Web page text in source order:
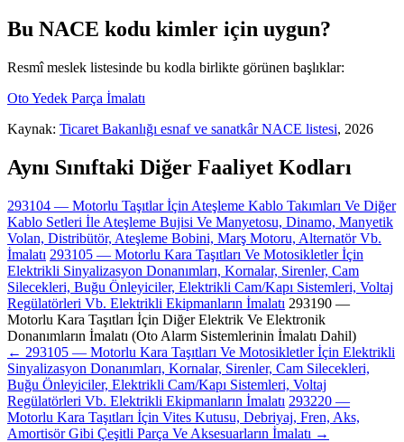
Bu NACE kodu kimler için uygun?
Resmî meslek listesinde bu kodla birlikte görünen başlıklar:
Oto Yedek Parça İmalatı
Kaynak: Ticaret Bakanlığı esnaf ve sanatkâr NACE listesi, 2026
Aynı Sınıftaki Diğer Faaliyet Kodları
293104 — Motorlu Taşıtlar İçin Ateşleme Kablo Takımları Ve Diğer
Kablo Setleri İle Ateşleme Bujisi Ve Manyetosu, Dinamo, Manyetik
Volan, Distribütör, Ateşleme Bobini, Marş Motoru, Alternatör Vb.
İmalatı 293105 — Motorlu Kara Taşıtları Ve Motosikletler İçin
Elektrikli Sinyalizasyon Donanımları, Kornalar, Sirenler, Cam
Silecekleri, Buğu Önleyiciler, Elektrikli Cam/Kapı Sistemleri, Voltaj
Regülatörleri Vb. Elektrikli Ekipmanların İmalatı 293190 —
Motorlu Kara Taşıtları İçin Diğer Elektrik Ve Elektronik
Donanımların İmalatı (Oto Alarm Sistemlerinin İmalatı Dahil)
← 293105 — Motorlu Kara Taşıtları Ve Motosikletler İçin Elektrikli
Sinyalizasyon Donanımları, Kornalar, Sirenler, Cam Silecekleri,
Buğu Önleyiciler, Elektrikli Cam/Kapı Sistemleri, Voltaj
Regülatörleri Vb. Elektrikli Ekipmanların İmalatı 293220 —
Motorlu Kara Taşıtları İçin Vites Kutusu, Debriyaj, Fren, Aks,
Amortisör Gibi Çeşitli Parça Ve Aksesuarların İmalatı →